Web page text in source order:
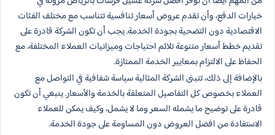
خيارات الدفع، وأن تقدم عروض أسعار تنافسية تتناسب مع مختلف الفئات
الاقتصادية دون التضحية بجودة الخدمة. يجب أن تكون الشركة قادرة على
تقديم خطط أسعار متنوعة تلائم احتياجات وميزانيات العملاء المختلفة، مع
الحفاظ على الالتزام بمعايير الخدمة الممتازة.
بالإضافة إلى ذلك، تتبنى الشركة المثالية سياسة شفافية في التواصل مع
العملاء بخصوص كل التفاصيل المتعلقة بالخدمة والأسعار. ينبغي أن تكون
قادرة على توضيح ما يشمله السعر وما لا يشمل، وكيف يمكن للعملاء
الاستفادة من افضل العروض دون المساومة على جودة الخدمة.